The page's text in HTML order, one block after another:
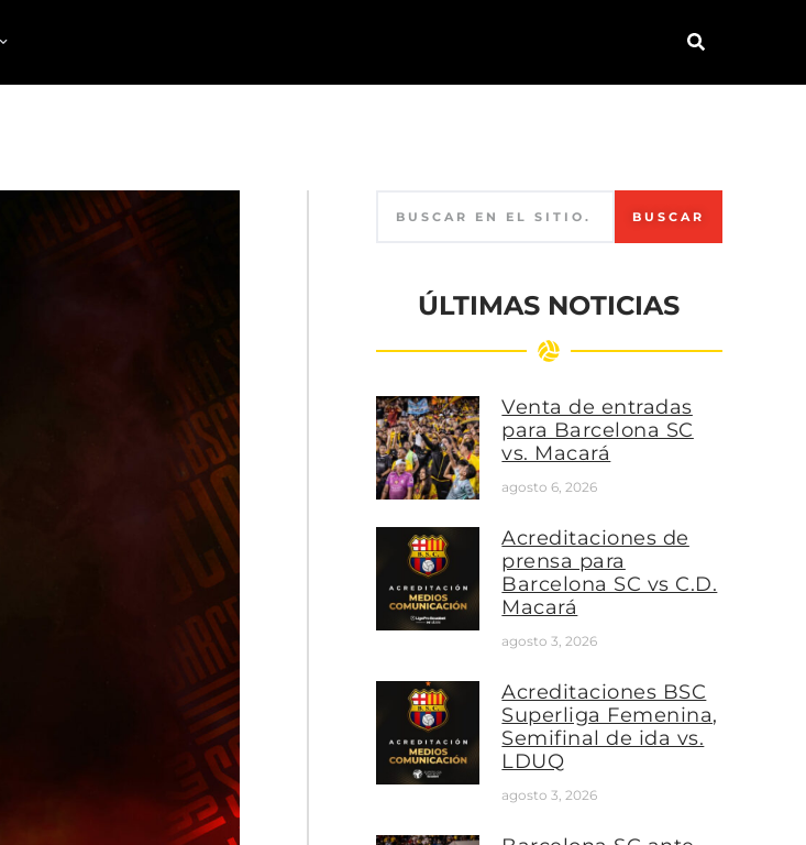
BUSCAR
ÚLTIMAS NOTICIAS
Venta de entradas
para Barcelona SC
vs. Macará
agosto 6, 2026
Acreditaciones de
prensa para
Barcelona SC vs C.D.
Macará
agosto 3, 2026
Acreditaciones BSC
Superliga Femenina,
Semifinal de ida vs.
LDUQ
agosto 3, 2026